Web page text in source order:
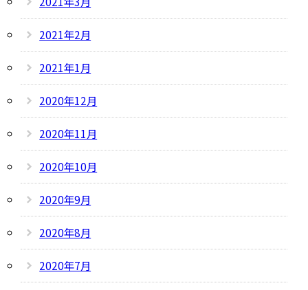
2021年2月
2021年1月
2020年12月
2020年11月
2020年10月
2020年9月
2020年8月
2020年7月